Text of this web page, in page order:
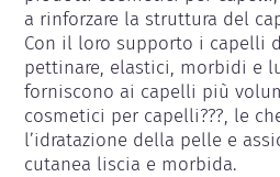
a rinforzare la struttura del
Con il loro supporto i capelli
pettinare, elastici, morbidi e
forniscono ai capelli più
cosmetici per capelli???, le
l’idratazione della pelle e
cutanea liscia e morbida.